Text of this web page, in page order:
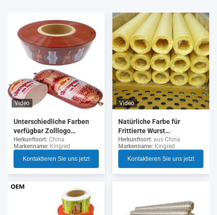
Video
Unterschiedliche Farben
verfügbar Zolllogo
Flexographie Druck 5
Schichten Wurst Gehäuse
für Wurst
Herkunftsort: China
Markenname: Kingred
Kontaktieren Sie uns jetzt
Video
Natürliche Farbe für
Frittierte Wurst
Kollagenhülsen
Herkunftsort: aus China
Markenname: Kingred
Kontaktieren Sie uns jetzt